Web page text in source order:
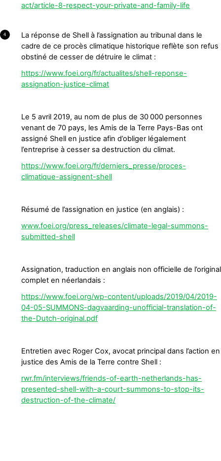
act/article-8-respect-your-private-and-family-life
4
La réponse de Shell à l’assignation au tribunal dans le
cadre de ce procès climatique historique reflète son refus
obstiné de cesser de détruire le climat :
https://www.foei.org/fr/actualites/shell-reponse-
assignation-justice-climat
Le 5 avril 2019, au nom de plus de 30 000 personnes
venant de 70 pays, les Amis de la Terre Pays-Bas ont
assigné Shell en justice afin d’obliger légalement
l’entreprise à cesser sa destruction du climat.
https://www.foei.org/fr/derniers_presse/proces-
climatique-assignent-shell
Résumé de l’assignation en justice (en anglais) :
www.foei.org/press_releases/climate-legal-summons-
submitted-shell
Assignation, traduction en anglais non officielle de l’original
complet en néerlandais :
https://www.foei.org/wp-content/uploads/2019/04/2019-
04-05-SUMMONS-dagvaarding-unofficial-translation-of-
the-Dutch-original.pdf
Entretien avec Roger Cox, avocat principal dans l’action en
justice des Amis de la Terre contre Shell :
rwr.fm/interviews/friends-of-earth-netherlands-has-
presented-shell-with-a-court-summons-to-stop-its-
destruction-of-the-climate/